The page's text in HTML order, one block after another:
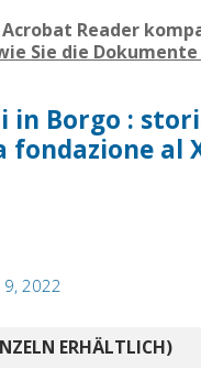
Reader
Sie die
in Borgo :
al
2022
ERHÄLTLICH)